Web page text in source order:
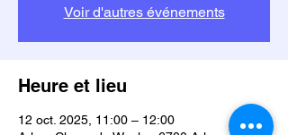
Voir d'autres événements
Heure et lieu
12 oct. 2025, 11:00 – 12:00